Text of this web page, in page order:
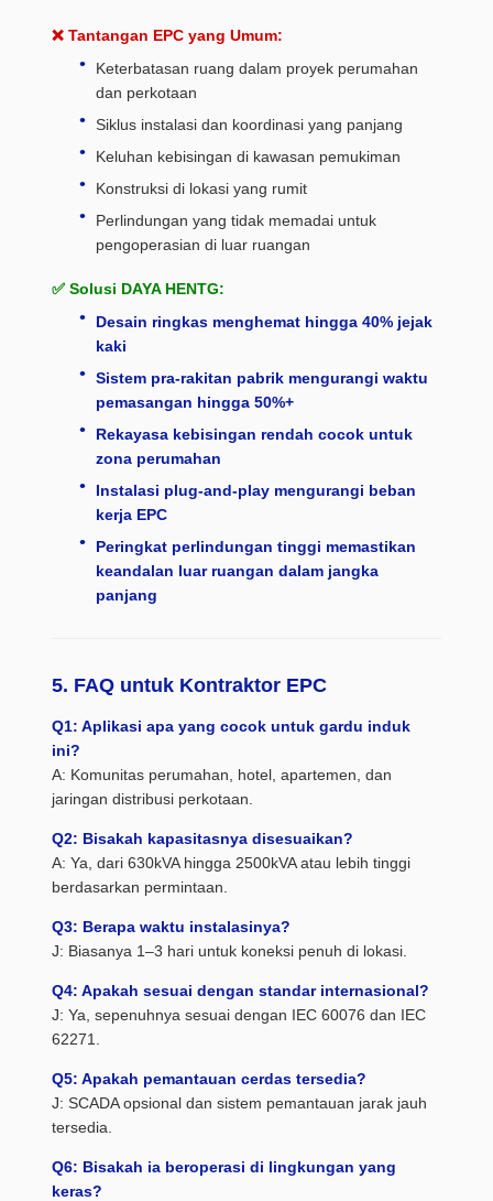
❌ Tantangan EPC yang Umum:
Keterbatasan ruang dalam proyek perumahan
dan perkotaan
Siklus instalasi dan koordinasi yang panjang
Keluhan kebisingan di kawasan pemukiman
Konstruksi di lokasi yang rumit
Perlindungan yang tidak memadai untuk
pengoperasian di luar ruangan
✅ Solusi DAYA HENTG:
Desain ringkas menghemat hingga 40% jejak
kaki
Sistem pra-rakitan pabrik mengurangi waktu
pemasangan hingga 50%+
Rekayasa kebisingan rendah cocok untuk
zona perumahan
Instalasi plug-and-play mengurangi beban
kerja EPC
Peringkat perlindungan tinggi memastikan
keandalan luar ruangan dalam jangka
panjang
5. FAQ untuk Kontraktor EPC
Q1: Aplikasi apa yang cocok untuk gardu induk
ini?
A: Komunitas perumahan, hotel, apartemen, dan
jaringan distribusi perkotaan.
Q2: Bisakah kapasitasnya disesuaikan?
A: Ya, dari 630kVA hingga 2500kVA atau lebih tinggi
berdasarkan permintaan.
Q3: Berapa waktu instalasinya?
J: Biasanya 1–3 hari untuk koneksi penuh di lokasi.
Q4: Apakah sesuai dengan standar internasional?
J: Ya, sepenuhnya sesuai dengan IEC 60076 dan IEC
62271.
Q5: Apakah pemantauan cerdas tersedia?
J: SCADA opsional dan sistem pemantauan jarak jauh
tersedia.
Q6: Bisakah ia beroperasi di lingkungan yang
keras?